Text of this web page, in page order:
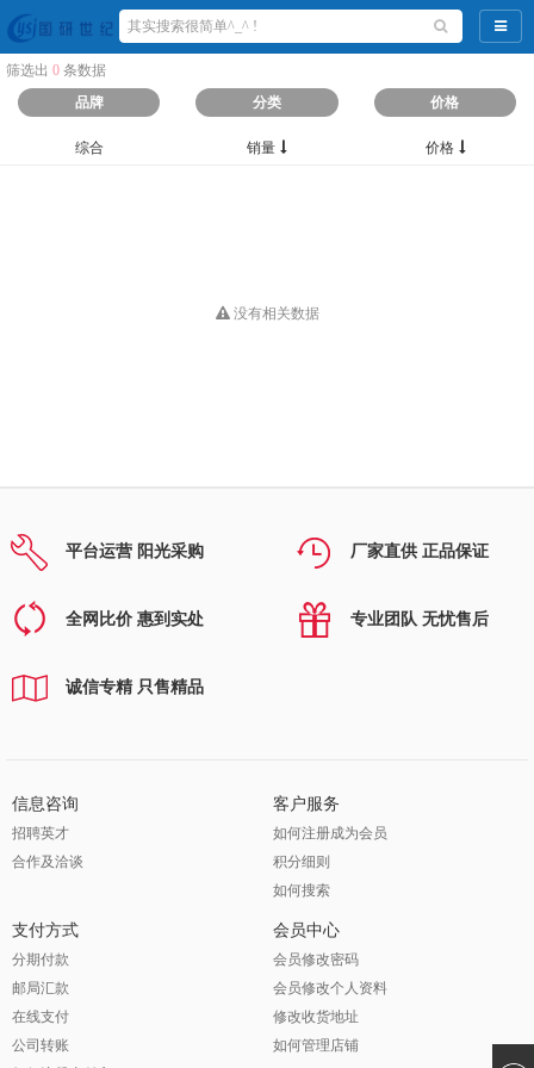
导航
筛选出 0 条数据
品牌
分类 价格
综合 销量 价格
没有相关数据
平台运营 阳光采购 厂家直供 正品保证
全网比价 惠到实处 专业团队 无忧售后
诚信专精 只售精品
信息咨询
招聘英才
合作及洽谈
客户服务
如何注册成为会员
积分细则
如何搜索
支付方式
分期付款
邮局汇款
在线支付
公司转账
会员中心
会员修改密码
会员修改个人资料
修改收货地址
如何管理店铺